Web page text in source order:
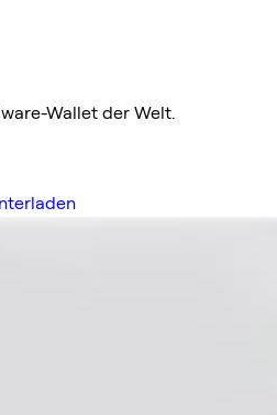
Wallet der Welt.